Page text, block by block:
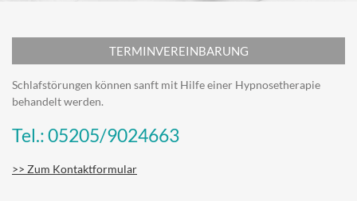
TERMINVEREINBARUNG
Schlafstörungen können sanft mit Hilfe einer Hypnosetherapie
behandelt werden.
Tel.: 05205/9024663
>> Zum Kontaktformular